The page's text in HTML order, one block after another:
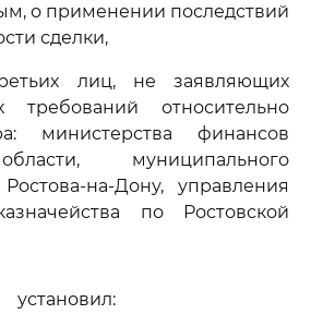
о применении последствий
сделки,
лиц, не заявляющих
требований относительно
министерства финансов
муниципального
на-Дону, управления
по Ростовской
установил: